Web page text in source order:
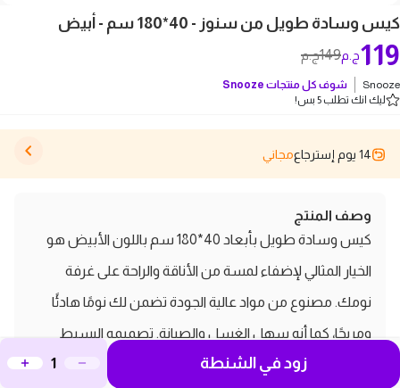
كيس وسادة طويل من سنوز - 40*180 سم - أبيض
149ج.م 119ج.م
Snooze شوف كل منتجات Snooze
ليك انك تطلب 5 بس!
14 يوم إسترجاع مجاني
وصف المنتج
كيس وسادة طويل بأبعاد 40*180 سم باللون الأبيض هو
الخيار المثالي لإضفاء لمسة من الأناقة والراحة على غرفة
نومك. مصنوع من مواد عالية الجودة تضمن لك نومًا هادئًا
ومريحًا، كما أنه سهل الغسل والصيانة. تصميمه البسيط
يجعله مناسبًا لمختلف أنماط الديكور، مما يجعله إضافة رائعة
زود في الشنطة